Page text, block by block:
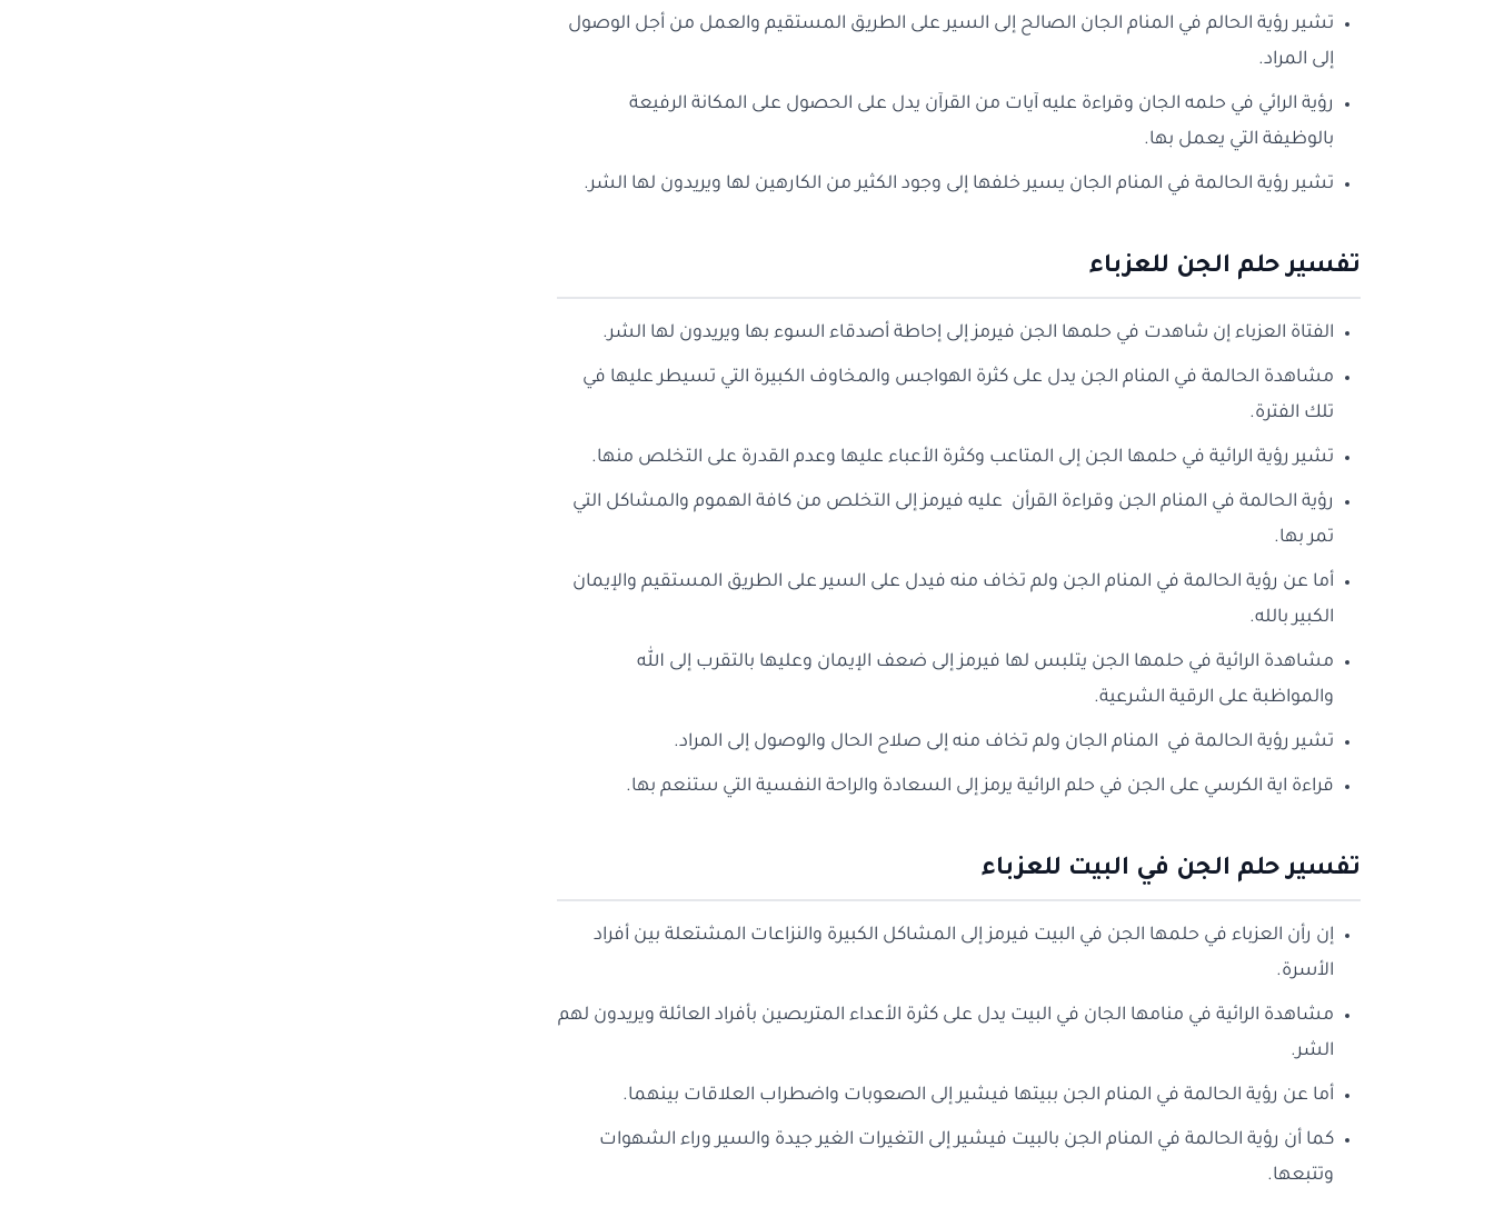
تشير رؤية الحالم في المنام الجان الصالح إلى السير على الطريق المستقيم والعمل من أجل الوصول
إلى المراد.
رؤية الرائي في حلمه الجان وقراءة عليه آيات من القرآن يدل على الحصول على المكانة الرفيعة
بالوظيفة التي يعمل بها.
تشير رؤية الحالمة في المنام الجان يسير خلفها إلى وجود الكثير من الكارهين لها ويريدون لها الشر.
تفسير حلم الجن للعزباء
الفتاة العزباء إن شاهدت في حلمها الجن فيرمز إلى إحاطة أصدقاء السوء بها ويريدون لها الشر.
مشاهدة الحالمة في المنام الجن يدل على كثرة الهواجس والمخاوف الكبيرة التي تسيطر عليها في
تلك الفترة.
تشير رؤية الرائية في حلمها الجن إلى المتاعب وكثرة الأعباء عليها وعدم القدرة على التخلص منها.
رؤية الحالمة في المنام الجن وقراءة القرأن عليه فيرمز إلى التخلص من كافة الهموم والمشاكل التي
تمر بها.
أما عن رؤية الحالمة في المنام الجن ولم تخاف منه فيدل على السير على الطريق المستقيم والإيمان
الكبير بالله.
مشاهدة الرائية في حلمها الجن يتلبس لها فيرمز إلى ضعف الإيمان وعليها بالتقرب إلى الله
والمواظبة على الرقية الشرعية.
تشير رؤية الحالمة في المنام الجان ولم تخاف منه إلى صلاح الحال والوصول إلى المراد.
قراءة اية الكرسي على الجن في حلم الرائية يرمز إلى السعادة والراحة النفسية التي ستنعم بها.
تفسير حلم الجن في البيت للعزباء
إن رأن العزباء في حلمها الجن في البيت فيرمز إلى المشاكل الكبيرة والنزاعات المشتعلة بين أفراد
الأسرة.
مشاهدة الرائية في منامها الجان في البيت يدل على كثرة الأعداء المتربصين بأفراد العائلة ويريدون لهم
الشر.
أما عن رؤية الحالمة في المنام الجن ببيتها فيشير إلى الصعوبات واضطراب العلاقات بينهما.
كما أن رؤية الحالمة في المنام الجن بالبيت فيشير إلى التغيرات الغير جيدة والسير وراء الشهوات
وتتبعها.